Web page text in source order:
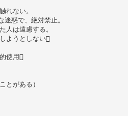
れない。
惑で、絶対禁止。
人は遠慮する。
ようとしない
使用
とがある）